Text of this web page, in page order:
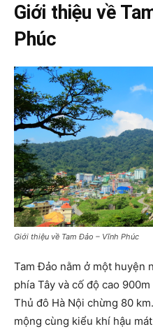
Giới thiệu về
Phúc
Giới thiệu về Tam Đảo – Vĩnh Phúc
Tam Đảo nằm ở một huyện
phía Tây và cố độ cao
Thủ đô Hà Nội chừng 80 km.
mộng cùng kiểu khí hậu